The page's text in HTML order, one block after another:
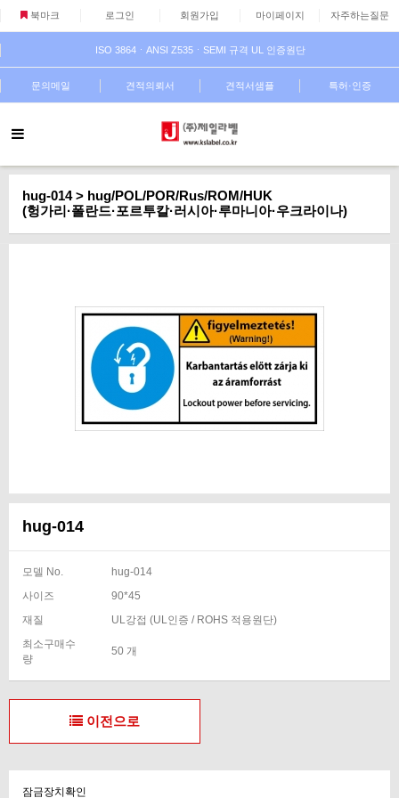
북마크 로그인 회원가입 마이페이지 자주하는질문
ISO 3864ㆍANSI Z535ㆍSEMI 규격 UL 인증원단
문의메일 견적의뢰서 견적서샘플 특허·인증
hug-014 > hug/POL/POR/Rus/ROM/HUK
(헝가리·폴란드·포르투칼·러시아·루마니아·우크라이나)
hug-014
모델 No.
hug-014
사이즈
90*45
재질
UL강접 (UL인증 / ROHS 적용원단)
최소구매수
량
50 개
이전으로
잠금장치확인